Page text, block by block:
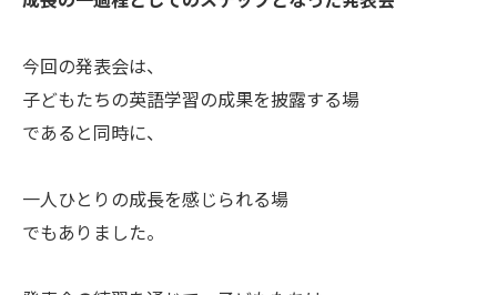
今回の発表会は、
子どもたちの英語学習の成果を披露する場
であると同時に、
一人ひとりの成長を感じられる場
でもありました。